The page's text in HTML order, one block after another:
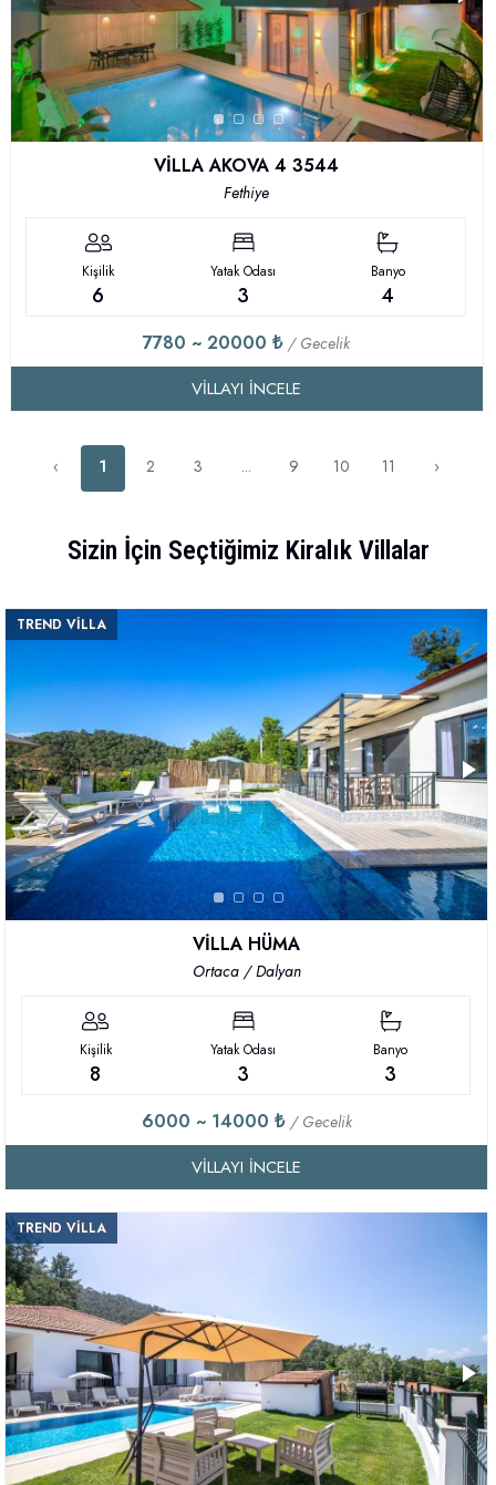
VİLLA AKOVA 4 3544
Fethiye
Kişilik
6
Yatak Odası
3
Banyo
4
7780 ~ 20000 ₺ / Gecelik
VILLAYI İNCELE
‹ 1 2 3 ... 9 10 11 ›
Sizin İçin Seçtiğimiz Kiralık Villalar
TREND VİLLA
VİLLA HÜMA
Ortaca / Dalyan
Kişilik
8
Yatak Odası
3
Banyo
3
6000 ~ 14000 ₺ / Gecelik
VILLAYI İNCELE
TREND VİLLA